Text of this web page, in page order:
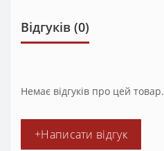
Відгуків (0)
Немає відгуків про цей товар.
+Написати відгук